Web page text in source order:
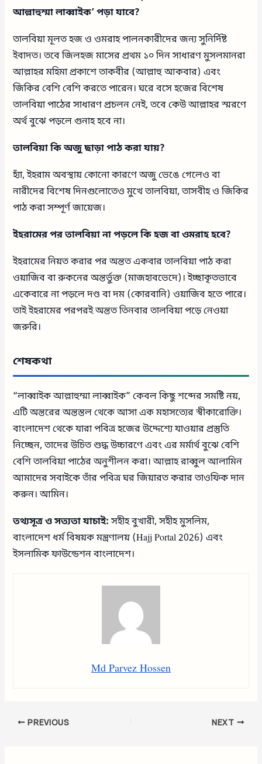
আল্লাহুম্মা লাব্বাইক’ পড়া যাবে?
তালবিয়া মূলত হজ ও ওমরাহ পালনকারীদের জন্য সুনির্দিষ্ট
ইবাদত। তবে জিলহজ মাসের প্রথম ১০ দিন সাধারণ মুসলমানরা
আল্লাহর মহিমা প্রকাশে তাকবীর (আল্লাহু আকবার) এবং
জিকির বেশি বেশি করতে পারেন। ঘরে বসে হজের বিশেষ
তালবিয়া পাঠের সাধারণ প্রচলন নেই, তবে কেউ আল্লাহর স্মরণে
অর্থ বুঝে পড়লে গুনাহ হবে না।
তালবিয়া কি অজু ছাড়া পাঠ করা যায়?
হ্যাঁ, ইহরাম অবস্থায় কোনো কারণে অজু ভেঙে গেলেও বা
নারীদের বিশেষ দিনগুলোতেও মুখে তালবিয়া, তাসবীহ ও জিকির
পাঠ করা সম্পূর্ণ জায়েজ।
ইহরামের পর তালবিয়া না পড়লে কি হজ বা ওমরাহ হবে?
ইহরামের নিয়ত করার পর অন্তত একবার তালবিয়া পাঠ করা
ওয়াজিব বা রুকনের অন্তর্ভুক্ত (মাজহাবভেদে)। ইচ্ছাকৃতভাবে
একেবারে না পড়লে দণ্ড বা দম (কোরবানি) ওয়াজিব হতে পারে।
তাই ইহরামের পরপরই অন্তত তিনবার তালবিয়া পড়ে নেওয়া
জরুরি।
শেষকথা
“লাব্বাইক আল্লাহুম্মা লাব্বাইক” কেবল কিছু শব্দের সমষ্টি নয়,
এটি অন্তরের অন্তস্তল থেকে আসা এক মহাসত্যের স্বীকারোক্তি।
বাংলাদেশ থেকে যারা পবিত্র হজের উদ্দেশ্যে যাওয়ার প্রস্তুতি
নিচ্ছেন, তাদের উচিত শুদ্ধ উচ্চারণে এবং এর মর্মার্থ বুঝে বেশি
বেশি তালবিয়া পাঠের অনুশীলন করা। আল্লাহ রাব্বুল আলামিন
আমাদের সবাইকে তাঁর পবিত্র ঘর জিয়ারত করার তাওফিক দান
করুন। আমিন।
তথ্যসূত্র ও সত্যতা যাচাই:সহীহ বুখারী, সহীহ মুসলিম,
বাংলাদেশ ধর্ম বিষয়ক মন্ত্রণালয় (Hajj Portal 2026) এবং
ইসলামিক ফাউন্ডেশন বাংলাদেশ।
Md Parvez Hossen
PREVIOUS NEXT